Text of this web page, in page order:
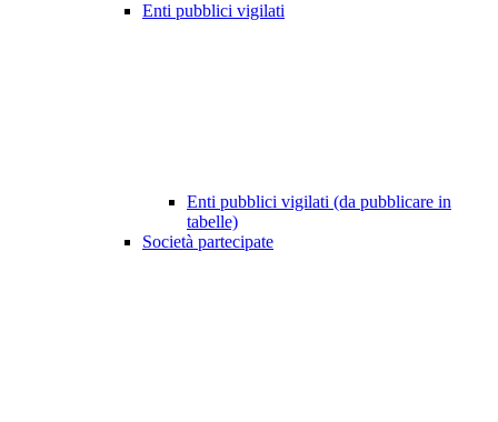
Enti pubblici vigilati
Enti pubblici vigilati (da pubblicare in
tabelle)
Società partecipate